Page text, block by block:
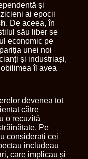
și
ai epocii
. De aceea, în
său liber se
economic pe
unei noi
și industriași,
îl avea
devenea tot
către
o recuzită
Pe
considerați cei
includeau
care implicau și